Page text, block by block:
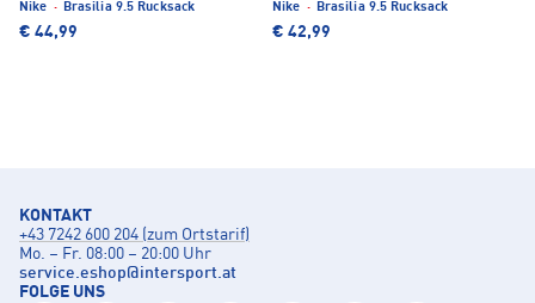
Nike · Brasilia 9.5 Rucksack
€ 44,99
Nike · Brasilia 9.5 Rucksack
€ 42,99
KONTAKT
+43 7242 600 204 (zum Ortstarif)
Mo. – Fr. 08:00 – 20:00 Uhr
service.eshop@intersport.at
FOLGE UNS